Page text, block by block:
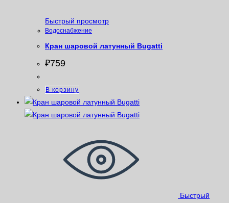
Быстрый просмотр
Водоснабжение
Кран шаровой латунный Bugatti
₽759
В корзину
Быстрый